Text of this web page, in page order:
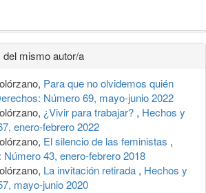
mismo autor/a
Para que no olvidemos quién
Número 69, mayo-junio 2022
¿Vivir para trabajar? , Hechos y
enero-febrero 2022
El silencio de las feministas ,
43, enero-febrero 2018
La invitación retirada , Hechos y
mayo-junio 2020